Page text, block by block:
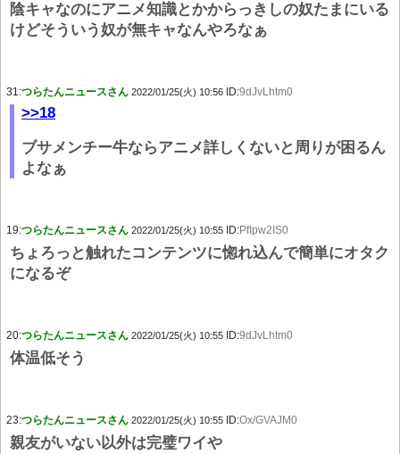
陰キャなのにアニメ知識とかからっきしの奴たまにいる
けどそういう奴が無キャなんやろなぁ
31:つらたんニュースさん 2022/01/25(火) 10:56 ID:9dJvLhtm0
>>18
ブサメンチー牛ならアニメ詳しくないと周りが困るん
よなぁ
19:つらたんニュースさん 2022/01/25(火) 10:55 ID:PfIpw2IS0
ちょろっと触れたコンテンツに惚れ込んで簡単にオタク
になるぞ
20:つらたんニュースさん 2022/01/25(火) 10:55 ID:9dJvLhtm0
体温低そう
23:つらたんニュースさん 2022/01/25(火) 10:55 ID:Ox/GVAJM0
親友がいない以外は完璧ワイや